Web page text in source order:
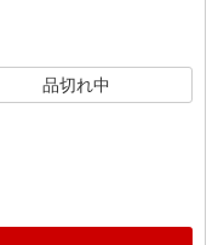
品切れ中